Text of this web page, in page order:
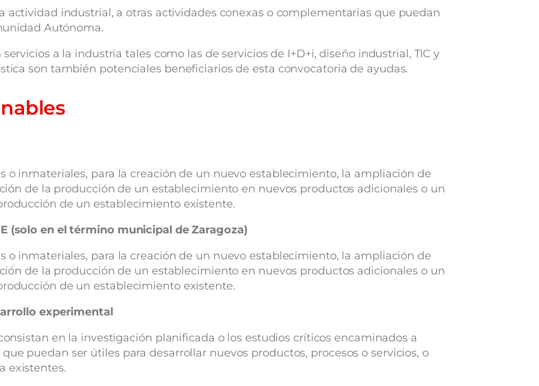
actividad industrial, a otras actividades conexas o complementarias que puedan
Autónoma.
a la industria tales como las de servicios de I+D+i, diseño industrial, TIC y
son también potenciales beneficiarios de esta convocatoria de ayudas.
o inmateriales, para la creación de un nuevo establecimiento, la ampliación de
de la producción de un establecimiento en nuevos productos adicionales o un
de un establecimiento existente.
(solo en el término municipal de Zaragoza)
o inmateriales, para la creación de un nuevo establecimiento, la ampliación de
de la producción de un establecimiento en nuevos productos adicionales o un
de un establecimiento existente.
experimental
en la investigación planificada o los estudios críticos encaminados a
puedan ser útiles para desarrollar nuevos productos, procesos o servicios, o
existentes.